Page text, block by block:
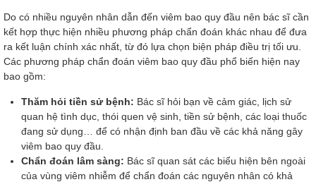
Do có nhiều nguyên nhân dẫn đến viêm bao quy đầu nên bác sĩ cần
kết hợp thực hiện nhiều phương pháp chẩn đoán khác nhau để đưa
ra kết luận chính xác nhất, từ đó lựa chọn biện pháp điều trị tối ưu.
Các phương pháp chẩn đoán viêm bao quy đầu phổ biến hiện nay
bao gồm:
Thăm hỏi tiền sử bệnh: Bác sĩ hỏi bạn về cảm giác, lịch sử
quan hệ tình dục, thói quen vệ sinh, tiền sử bệnh, các loại thuốc
đang sử dụng… để có nhận định ban đầu về các khả năng gây
viêm bao quy đầu.
Chẩn đoán lâm sàng: Bác sĩ quan sát các biểu hiện bên ngoài
của vùng viêm nhiễm để chẩn đoán các nguyên nhân có khả